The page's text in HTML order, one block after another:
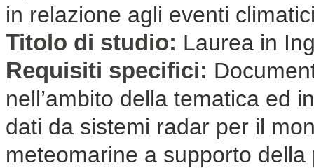
in relazione agli eventi
Titolo di studio: Laurea in
Requisiti specifici:
nell’ambito della tematica ed
dati da sistemi radar per il
meteomarine a supporto